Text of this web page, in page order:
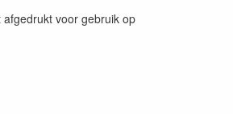
voor gebruik op